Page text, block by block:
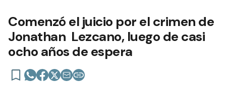
Comenzó el juicio por el crimen de
Jonathan Lezcano, luego de casi
ocho años de espera